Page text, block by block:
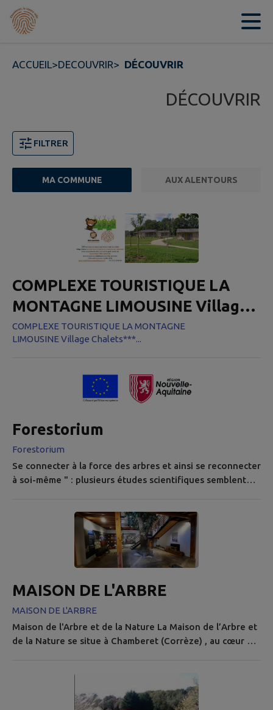
Contenu
ACCUEIL>DECOUVRIR> DÉCOUVRIR
DÉCOUVRIR
FILTRER
MA COMMUNE AUX ALENTOURS
COMPLEXE TOURISTIQUE LA
MONTAGNE LIMOUSINE Village
Chalets*** et Camping*
COMPLEXE TOURISTIQUE LA MONTAGNE
LIMOUSINE Village Chalets***...
Forestorium
Forestorium
Se connecter à la force des arbres et ainsi se reconnecter
à soi-même " : plusieurs études scientifiques semblent
stress, de la colère, de la dépression, du surmenage, tout
en ayant également - a priori - un impact bénéfique sur
les fonctions cardiovasculaires et le métabolisme en...
MAISON DE L'ARBRE
MAISON DE L'ARBRE
Maison de l'Arbre et de la Nature La Maison de l’Arbre et
de la Nature se situe à Chamberet (Corrèze) , au cœur du
: exposition sur les savoirs faire chambertois, mur tactile
interactif, bureau d’information touristique, boutique de